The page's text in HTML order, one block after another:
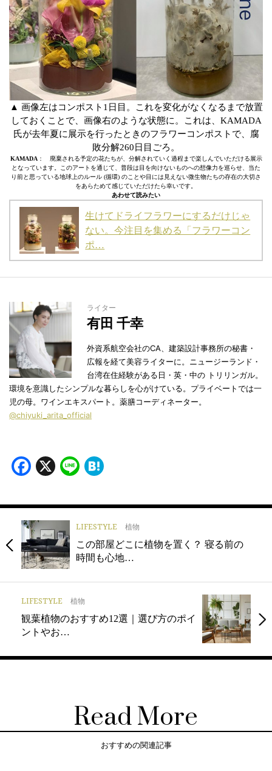
▲ 画像左はコンポスト1日目。これを変化がなくなるまで放置
しておくことで、画像右のような状態に。これは、KAMADA
氏が去年夏に展示を行ったときのフラワーコンポストで、腐
敗分解260日目ごろ。
KAMADA： 廃棄される予定の花たちが、分解されていく過程まで楽しんでいただける展示
となっています。このアートを通じて、普段は目を向けないものへの想像力を巡らせ、当た
り前と思っている地球上のルール (循環) のことや目には見えない微生物たちの存在の大切さ
をあらためて感じていただけたら幸いです。
あわせて読みたい
生けてドライフラワーにするだけじゃ
ない。今注目を集める「フラワーコン
ポ…
ライター
有田 千幸
外資系航空会社のCA、建築設計事務所の秘書・
広報を経て美容ライターに。ニュージーランド・
台湾在住経験がある日・英・中の トリリンガル。
環境を意識したシンプルな暮らしを心がけている。プライベートでは一
児の母。ワインエキスパート。薬膳コーディネーター。
@chiyuki_arita_official
Facebook
X Line
LIFESTYLE 植物
この部屋どこに植物を置く？ 寝る前の
時間も心地…
LIFESTYLE 植物
観葉植物のおすすめ12選｜選び方のポイ
ントやお…
Read More
おすすめの関連記事